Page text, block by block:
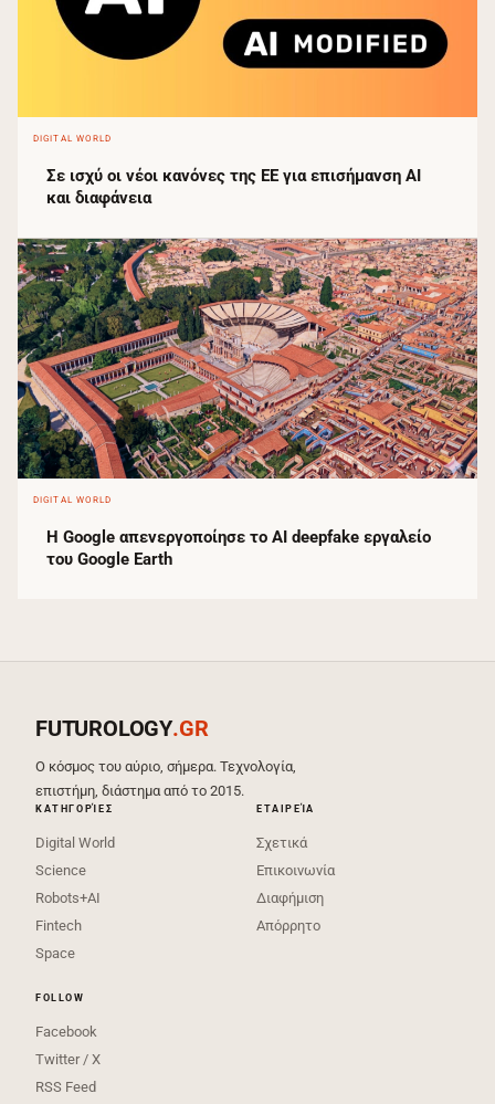
DIGITAL WORLD
Σε ισχύ οι νέοι κανόνες της ΕΕ για επισήμανση AI
και διαφάνεια
DIGITAL WORLD
Η Google απενεργοποίησε το AI deepfake εργαλείο
του Google Earth
FUTUROLOGY.GR
Ο κόσμος του αύριο, σήμερα. Τεχνολογία,
επιστήμη, διάστημα από το 2015.
ΚΑΤΗΓΟΡΊΕΣ
Digital World
Science
Robots+AI
Fintech
Space
ΕΤΑΙΡΕΊΑ
Σχετικά
Επικοινωνία
Διαφήμιση
Απόρρητο
FOLLOW
Facebook
Twitter / X
RSS Feed